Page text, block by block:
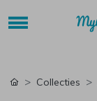
Collecties